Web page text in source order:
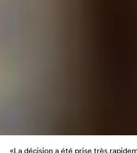
«La décision a été prise très